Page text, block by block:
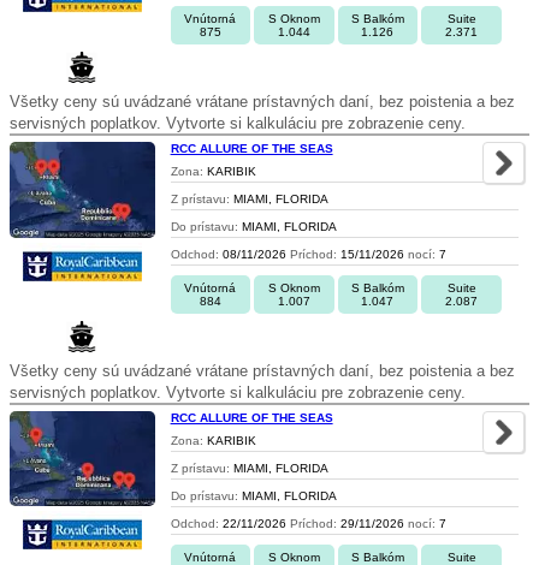
Vnútorná
875
S Oknom
1.044
S Balkóm
1.126
Suite
2.371
Všetky ceny sú uvádzané vrátane prístavných daní, bez poistenia a bez
servisných poplatkov. Vytvorte si kalkuláciu pre zobrazenie ceny.
RCC ALLURE OF THE SEAS
Zona: KARIBIK
Z prístavu: MIAMI, FLORIDA
Do prístavu: MIAMI, FLORIDA
Odchod: 08/11/2026 Príchod: 15/11/2026 nocí: 7
Vnútorná
884
S Oknom
1.007
S Balkóm
1.047
Suite
2.087
Všetky ceny sú uvádzané vrátane prístavných daní, bez poistenia a bez
servisných poplatkov. Vytvorte si kalkuláciu pre zobrazenie ceny.
RCC ALLURE OF THE SEAS
Zona: KARIBIK
Z prístavu: MIAMI, FLORIDA
Do prístavu: MIAMI, FLORIDA
Odchod: 22/11/2026 Príchod: 29/11/2026 nocí: 7
Vnútorná
S Oknom
S Balkóm
Suite